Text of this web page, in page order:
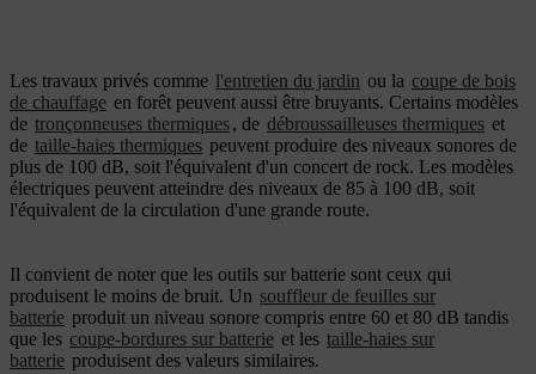
Les travaux privés comme l'entretien du jardin ou la coupe de bois
de chauffage en forêt peuvent aussi être bruyants. Certains modèles
de tronçonneuses thermiques, de débroussailleuses thermiques et
de taille-haies thermiques peuvent produire des niveaux sonores de
plus de 100 dB, soit l'équivalent d'un concert de rock. Les modèles
électriques peuvent atteindre des niveaux de 85 à 100 dB, soit
l'équivalent de la circulation d'une grande route.
Il convient de noter que les outils sur batterie sont ceux qui
produisent le moins de bruit. Un souffleur de feuilles sur
batterie produit un niveau sonore compris entre 60 et 80 dB tandis
que les coupe-bordures sur batterie et les taille-haies sur
batterie produisent des valeurs similaires.